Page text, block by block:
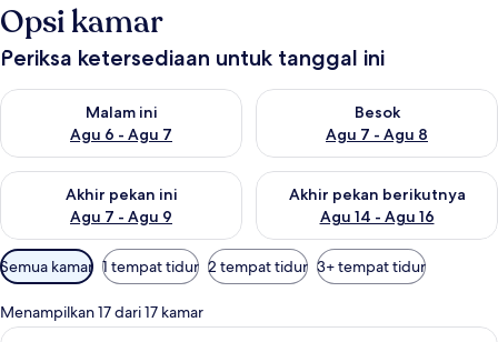
Opsi kamar
Periksa ketersediaan untuk tanggal ini
Malam ini
Agu 6 - Agu 7
Periksa ketersediaan untuk malam ini Agu 6 - Agu 7
Besok
Agu 7 - Agu 8
Periksa ketersediaan untuk
Akhir pekan ini
Agu 7 - Agu 9
Periksa ketersediaan untuk akhir pekan ini Agu 7 - Agu 9
Akhir pekan berikutnya
Agu 14 - Agu 16
Periksa ketersediaan untuk
Filter
tersedia
untuk
kamar
Semua kamar 1 tempat tidur 2 tempat tidur 3+ tempat tidur
Menampilkan 17 dari 17 kamar